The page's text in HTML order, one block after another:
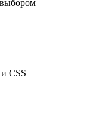
выбором
CSS